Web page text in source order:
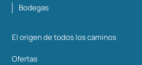
Bodegas
El origen de todos los caminos
Ofertas